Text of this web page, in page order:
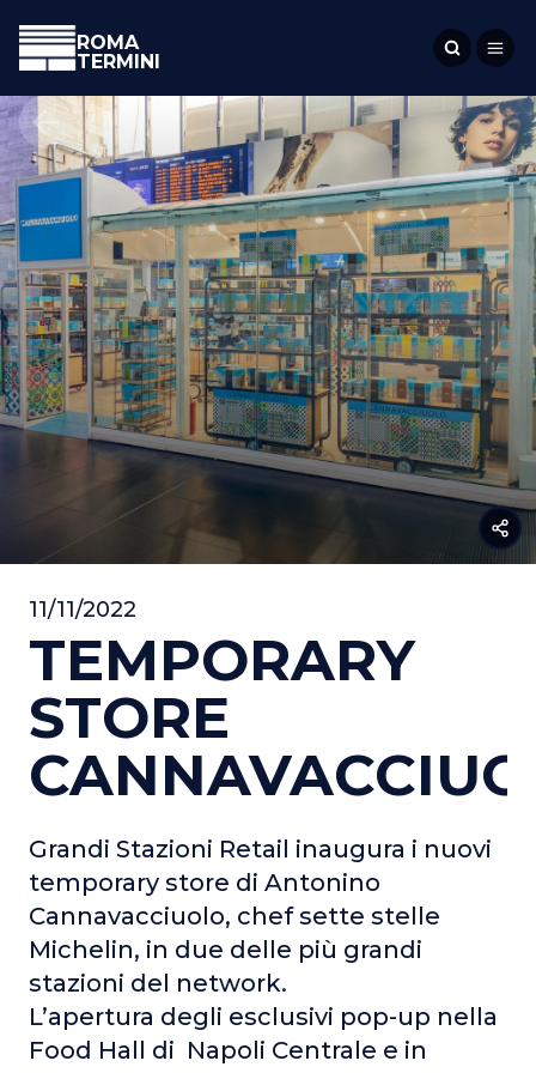
ROMA
TERMINI
11/11/2022
TEMPORARY
STORE
Grandi Stazioni Retail inaugura i nuovi
temporary store di Antonino
Cannavacciuolo, chef sette stelle
Michelin, in due delle più grandi
stazioni del network.
L’apertura degli esclusivi pop-up nella
Food Hall di Napoli Centrale e in